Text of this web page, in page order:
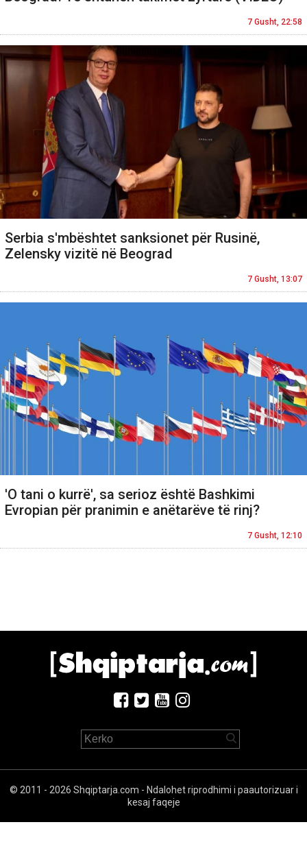
7 Gusht, 22:58
Serbia s'mbështet sanksionet për Rusinë,
Zelensky vizitë në Beograd
7 Gusht, 13:07
'O tani o kurrë', sa serioz është Bashkimi
Evropian për pranimin e anëtarëve të rinj?
7 Gusht, 12:10
© 2011 - 2026 Shqiptarja.com - Ndalohet riprodhimi i paautorizuar i
kesaj faqeje